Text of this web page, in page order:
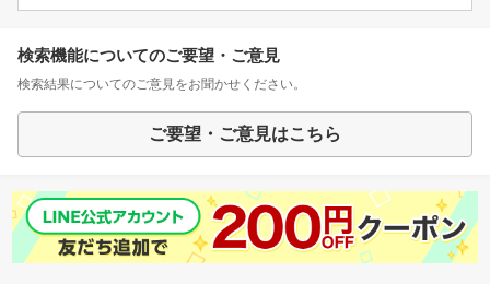
検索機能についてのご要望・ご意見
検索結果についてのご意見をお聞かせください。
ご要望・ご意見はこちら